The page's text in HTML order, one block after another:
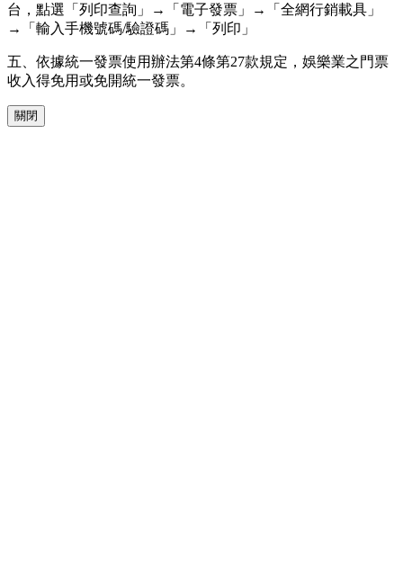
台，點選「列印查詢」→「電子發票」→「全網行銷載具」
→「輸入手機號碼/驗證碼」→「列印」
五、依據統一發票使用辦法第4條第27款規定，娛樂業之門票
收入得免用或免開統一發票。
關閉